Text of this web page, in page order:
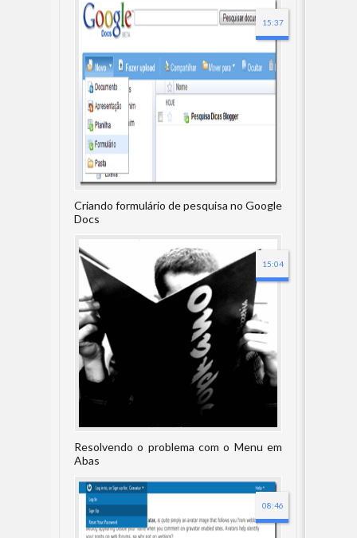
Criando formulário de pesquisa no Google
Docs
15:37
Resolvendo o problema com o Menu em
Abas
15:04
08:46